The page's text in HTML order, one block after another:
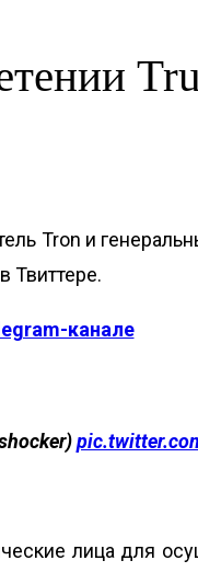
Tron и
Твиттере.
канале
лица для